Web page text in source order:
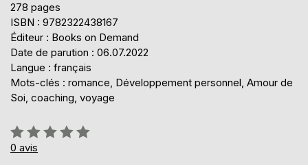
278 pages
ISBN : 9782322438167
Éditeur : Books on Demand
Date de parution : 06.07.2022
Langue : français
Mots-clés : romance, Développement personnel, Amour de
Soi, coaching, voyage
Évaluation:
0%
0 avis